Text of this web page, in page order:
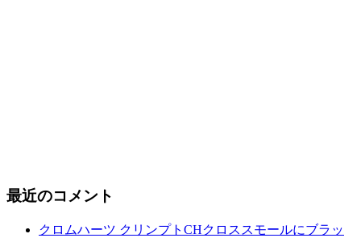
最近のコメント
クロムハーツ クリンプトCHクロススモールにブラッ